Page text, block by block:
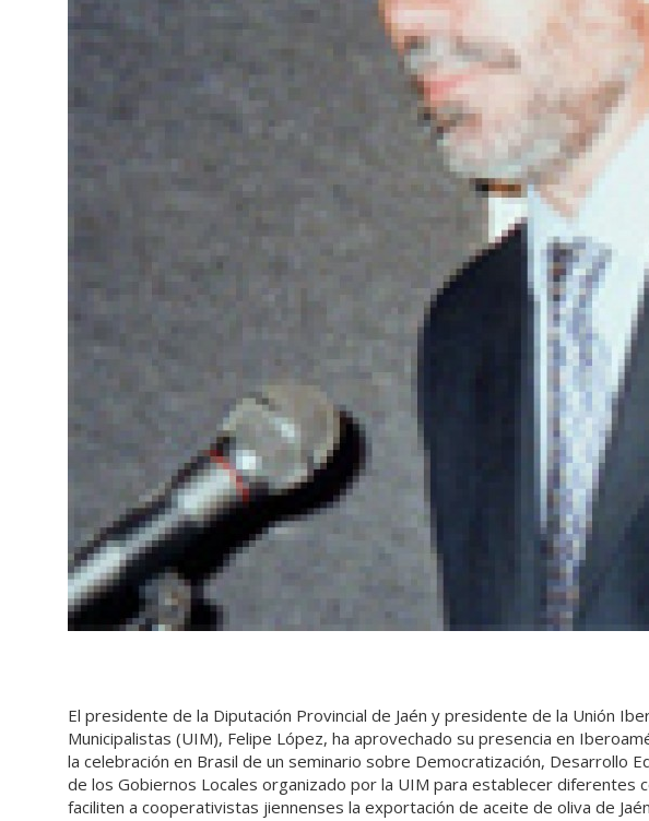
El presidente de la Diputación Provincial de Jaén y presidente de la Unión
Municipalistas (UIM), Felipe López, ha aprovechado su presencia en
la celebración en Brasil de un seminario sobre Democratización, Desarrollo
de los Gobiernos Locales organizado por la UIM para establecer diferentes
faciliten a cooperativistas jiennenses la exportación de aceite de oliva de